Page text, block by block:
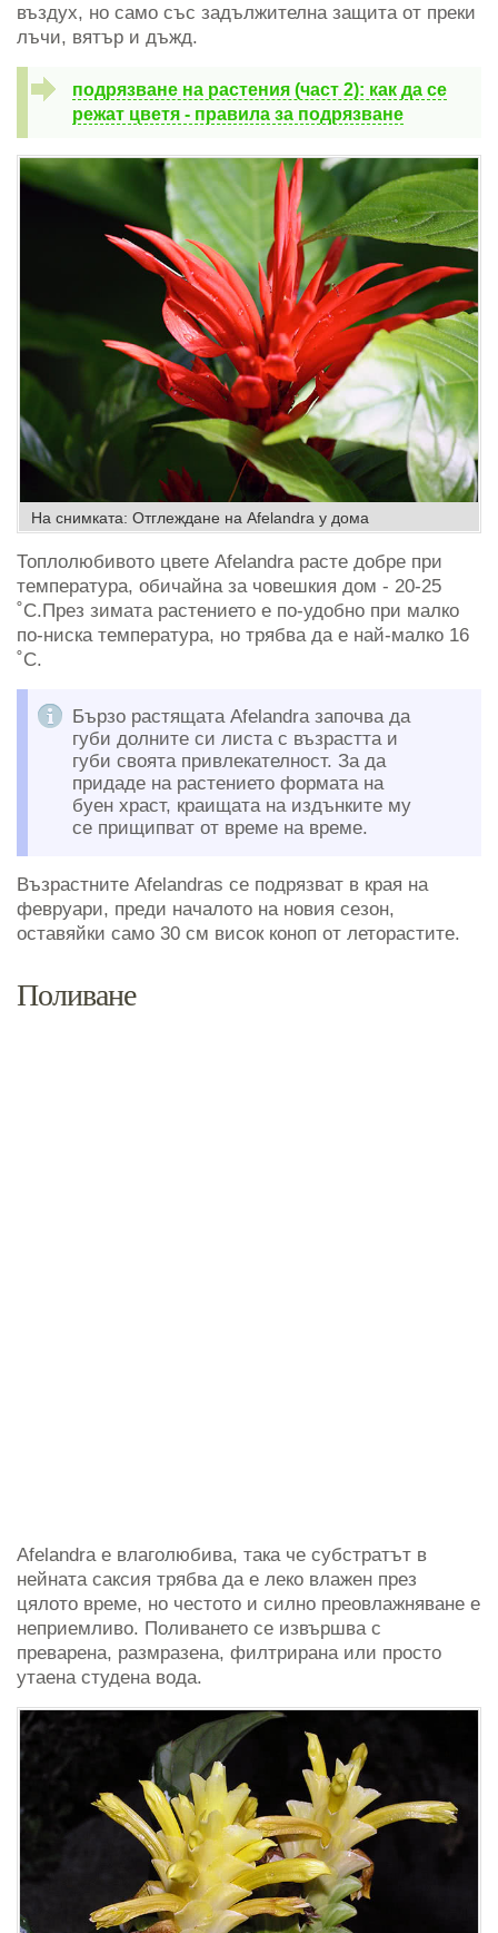
въздух, но само със задължителна защита от преки
лъчи, вятър и дъжд.
подрязване на растения (част 2): как да се
режат цветя - правила за подрязване
На снимката: Отглеждане на Afelandra у дома
Топлолюбивото цвете Afelandra расте добре при
температура, обичайна за човешкия дом - 20-25
˚C.През зимата растението е по-удобно при малко
по-ниска температура, но трябва да е най-малко 16
˚C.
Бързо растящата Afelandra започва да
губи долните си листа с възрастта и
губи своята привлекателност. За да
придаде на растението формата на
буен храст, краищата на издънките му
се прищипват от време на време.
Възрастните Afelandras се подрязват в края на
февруари, преди началото на новия сезон,
оставяйки само 30 см висок коноп от леторастите.
Поливане
Afelandra е влаголюбива, така че субстратът в
нейната саксия трябва да е леко влажен през
цялото време, но честото и силно преовлажняване е
неприемливо. Поливането се извършва с
преварена, размразена, филтрирана или просто
утаена студена вода.